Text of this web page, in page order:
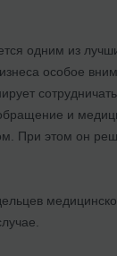
одним из
особое
и
При этом он